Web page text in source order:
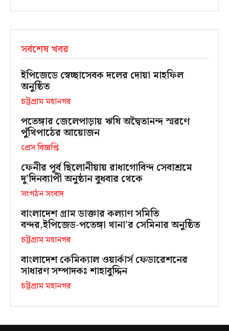
সর্বশেষ খবর
ইপিজেডে স্বেচ্ছাসেবক দলের দোয়া মাহফিল
অনুষ্ঠিত
চট্টগ্রাম মহানগর
পতেঙ্গার জেলেপাড়ায় ঋষি অদ্বৈতানন্দ স্মরণে
পুঁথিপাঠের আয়োজন
প্রেস বিজ্ঞপ্তি
ফেনীর পূর্ব ছিলোনীয়ায় রাধাগোবিন্দ সেবাশ্রমে
দু’দিনব্যাপী অনুষ্ঠান বুধবার থেকে
সংগঠন সংবাদ
বাংলাদেশ গ্রাম ডাক্তার কল্যাণ সমিতি
বন্দর,ইপিজেড-পতেঙ্গা থানা’র সেমিনার অনুষ্ঠিত
চট্টগ্রাম মহানগর
বাংলাদেশ কেমিক্যাল ওয়ার্কার্স ফেডারেশনের
সাধারণ সম্পাদকঃ শাহাবুদ্দিন
চট্টগ্রাম মহানগর